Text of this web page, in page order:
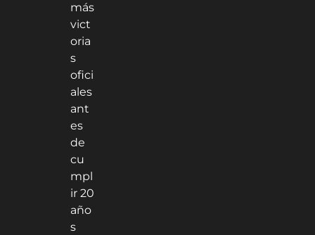
más
vict
oria
s
ofici
ales
ant
es
de
cu
mpl
ir 20
año
s